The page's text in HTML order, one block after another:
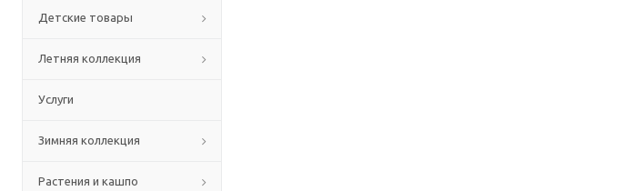
Детские товары
Летняя коллекция
Услуги
Зимняя коллекция
Растения и кашпо